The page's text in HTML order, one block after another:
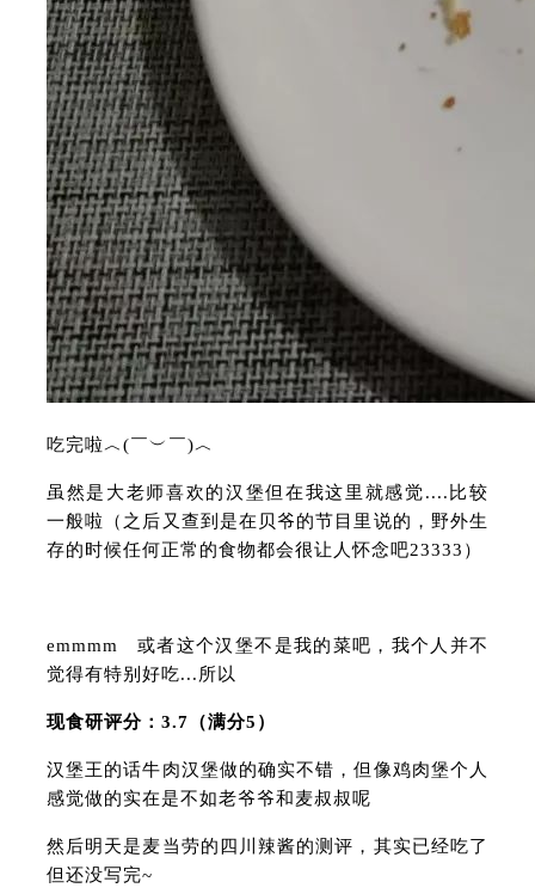
吃完啦︿(￣︶￣)︿
虽然是大老师喜欢的汉堡但在我这里就感觉....比较
一般啦（之后又查到是在贝爷的节目里说的，野外生
存的时候任何正常的食物都会很让人怀念吧23333）
emmmm 或者这个汉堡不是我的菜吧，我个人并不
觉得有特别好吃...所以
现食研评分：3.7（满分5）
汉堡王的话牛肉汉堡做的确实不错，但像鸡肉堡个人
感觉做的实在是不如老爷爷和麦叔叔呢
然后明天是麦当劳的四川辣酱的测评，其实已经吃了
但还没写完~